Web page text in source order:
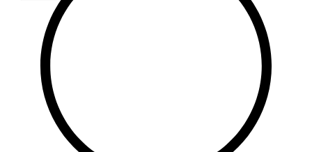
107,1 FM
Балык бистәсе
104,9 FM
Баулы
107,5 FM